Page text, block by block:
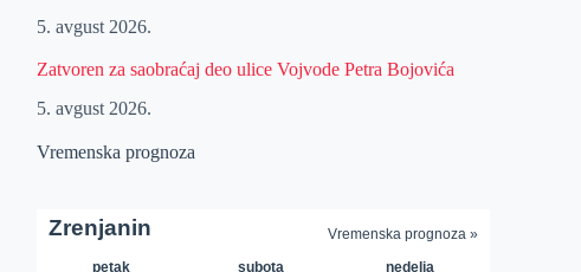
5. avgust 2026.
Zatvoren za saobraćaj deo ulice Vojvode Petra Bojovića
5. avgust 2026.
Vremenska prognoza